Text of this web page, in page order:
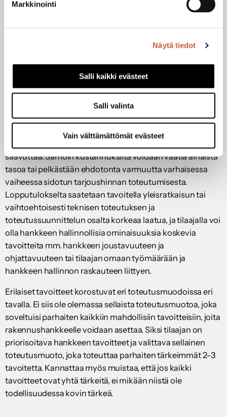
Markkinointi
Näytä tiedot
Salli kaikki evästeet
Salli valinta
Vain välttämättömät evästeet
Tilaajan on priorisoitava hankkeen tavoitteet ja valittava
Tilaaja asettaa rakennushankkeelle useita tavoitteita,
jotka voidaan yleisesti ryhmitellä koskemaan
kustannuksia,laatuajahallintoa. Kaikilla näillä tavoitteilla
on taso ja varmuus. Esimerkiksi aikataulu voi olla kireä,
saavuttaa. Samoin kustannuksilta voidaan vaatia alhaista
tasoa tai pelkästään ehdotonta varmuutta varhaisessa
vaiheessa sidotun tarjoushinnan toteutumisesta.
Lopputulokselta saatetaan tavoitella yleisratkaisun tai
vaihtoehtoisesti teknisen toteutuksen ja
toteutussuunnittelun osalta korkeaa laatua, ja tilaajalla voi
olla hankkeen hallinnollisia ominaisuuksia koskevia
tavoitteita mm. hankkeen joustavuuteen ja
ohjattavuuteen tai tilaajan omaan työmäärään ja
hankkeen hallinnon raskauteen liittyen.
Erilaiset tavoitteet korostuvat eri toteutusmuodoissa eri
tavalla. Ei siis ole olemassa sellaista toteutusmuotoa, joka
soveltuisi parhaiten kaikkiin mahdollisiin tavoitteisiin, joita
rakennushankkeelle voidaan asettaa. Siksi tilaajan on
priorisoitava hankkeen tavoitteet ja valittava sellainen
toteutusmuoto, joka toteuttaa parhaiten tärkeimmät 2–3
tavoitetta. Kannattaa myös muistaa, että jos kaikki
tavoitteet ovat yhtä tärkeitä, ei mikään niistä ole
todellisuudessa kovin tärkeä.